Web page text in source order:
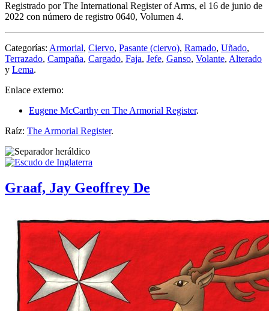
Registrado por The International Register of Arms, el 16 de junio de
2022 con número de registro 0640, Volumen 4.
Categorías: Armorial, Ciervo, Pasante (ciervo), Ramado, Uñado,
Terrazado, Campaña, Cargado, Faja, Jefe, Ganso, Volante, Alterado
y Lema.
Enlace externo:
Eugene McCarthy en The Armorial Register.
Raíz: The Armorial Register.
Graaf, Jay Geoffrey De